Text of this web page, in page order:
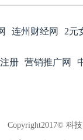
连州财经网 2元
册 营销推广网
Copyright2017© 科